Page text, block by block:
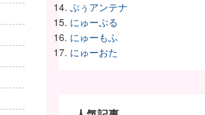
ぷぅアンテナ
にゅーぷる
にゅーもふ
にゅーおた